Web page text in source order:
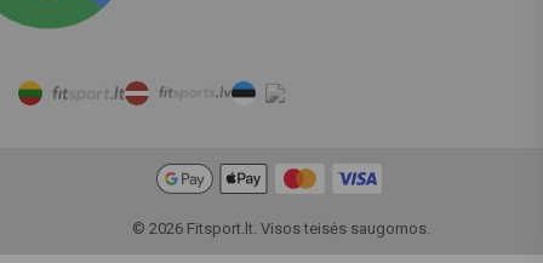
© 2026 Fitsport.lt. Visos teisės saugomos.